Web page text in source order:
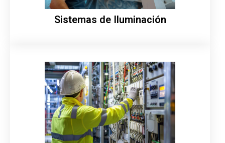
Sistemas de Iluminación